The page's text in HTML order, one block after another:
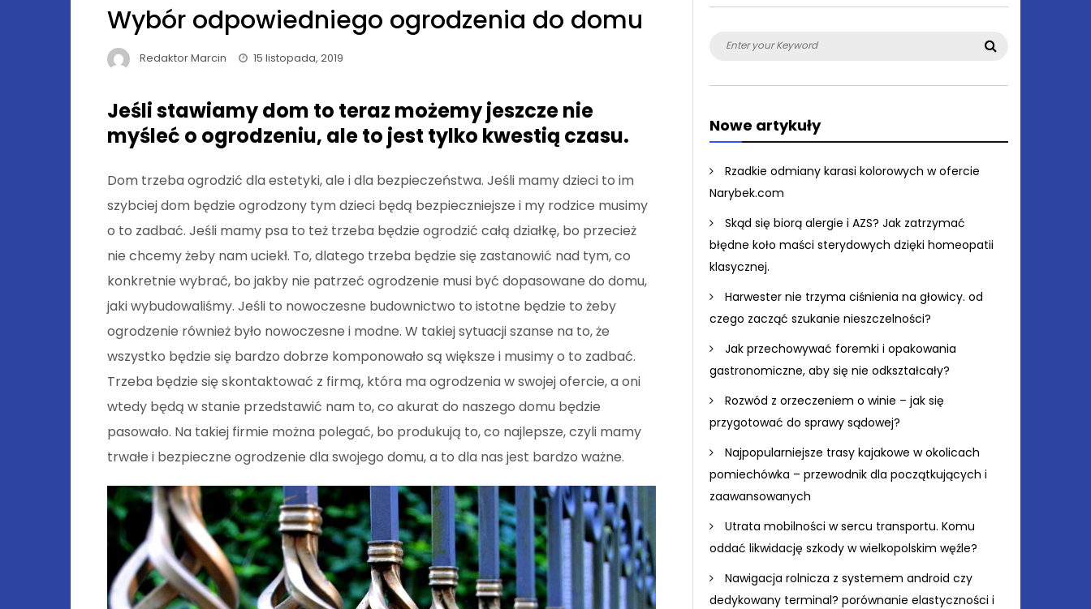
Wybór odpowiedniego ogrodzenia do domu
Redaktor Marcin 15 listopada, 2019
Jeśli stawiamy dom to teraz możemy jeszcze nie
myśleć o ogrodzeniu, ale to jest tylko kwestią czasu.
Dom trzeba ogrodzić dla estetyki, ale i dla bezpieczeństwa. Jeśli mamy dzieci to im
szybciej dom będzie ogrodzony tym dzieci będą bezpieczniejsze i my rodzice musimy
o to zadbać. Jeśli mamy psa to też trzeba będzie ogrodzić całą działkę, bo przecież
nie chcemy żeby nam uciekł. To, dlatego trzeba będzie się zastanowić nad tym, co
konkretnie wybrać, bo jakby nie patrzeć ogrodzenie musi być dopasowane do domu,
jaki wybudowaliśmy. Jeśli to nowoczesne budownictwo to istotne będzie to żeby
ogrodzenie również było nowoczesne i modne. W takiej sytuacji szanse na to, że
wszystko będzie się bardzo dobrze komponowało są większe i musimy o to zadbać.
Trzeba będzie się skontaktować z firmą, która ma ogrodzenia w swojej ofercie, a oni
wtedy będą w stanie przedstawić nam to, co akurat do naszego domu będzie
pasowało. Na takiej firmie można polegać, bo produkują to, co najlepsze, czyli mamy
trwałe i bezpieczne ogrodzenie dla swojego domu, a to dla nas jest bardzo ważne.
Search
Nowe artykuły
Rzadkie odmiany karasi kolorowych w ofercie
Narybek.com
Skąd się biorą alergie i AZS? Jak zatrzymać
błędne koło maści sterydowych dzięki homeopatii
klasycznej.
Harwester nie trzyma ciśnienia na głowicy. od
czego zacząć szukanie nieszczelności?
Jak przechowywać foremki i opakowania
gastronomiczne, aby się nie odkształcały?
Rozwód z orzeczeniem o winie – jak się
przygotować do sprawy sądowej?
Najpopularniejsze trasy kajakowe w okolicach
pomiechówka – przewodnik dla początkujących i
zaawansowanych
Utrata mobilności w sercu transportu. Komu
oddać likwidację szkody w wielkopolskim węźle?
Nawigacja rolnicza z systemem android czy
dedykowany terminal? porównanie elastyczności i